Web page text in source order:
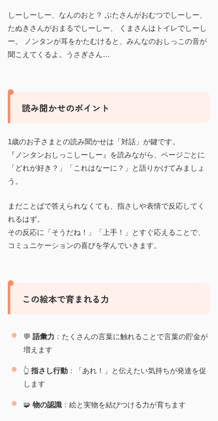
しーしーしー、なんのおと？ ぶたさんがおむつでしーしー、
たぬきさんがおまるでしーしー、 くまさんはトイレでしーし
ー。 ノンタンが耳をかたむけると、みんなのおしっこの音が
聞こえてくるよ。うさぎさん…
読み聞かせのポイント
1歳のお子さまとの読み聞かせは「対話」が鍵です。
『ノンタンおしっこしーしー』を読みながら、ページごとに
「どれが好き？」「これはなーに？」と語りかけてみましょ
う。
まだことばで答えられなくても、指さしや表情で反応してく
れるはず。
その反応に「そうだね！」「上手！」とすぐ応えることで、
コミュニケーションの喜びを学んでいきます。
この絵本で育まれる力
💬 語彙力 ：たくさんの言葉に触れることで言葉の貯金が
増えます
👆 指さし行動 ：「あれ！」と伝えたい気持ちが発達を促
します
🧩 物の認識 ：絵と実物を結びつける力が育ちます